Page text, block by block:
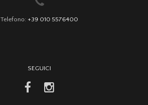
Telefono: +39 010 5576400
SEGUICI
facebookinstagram